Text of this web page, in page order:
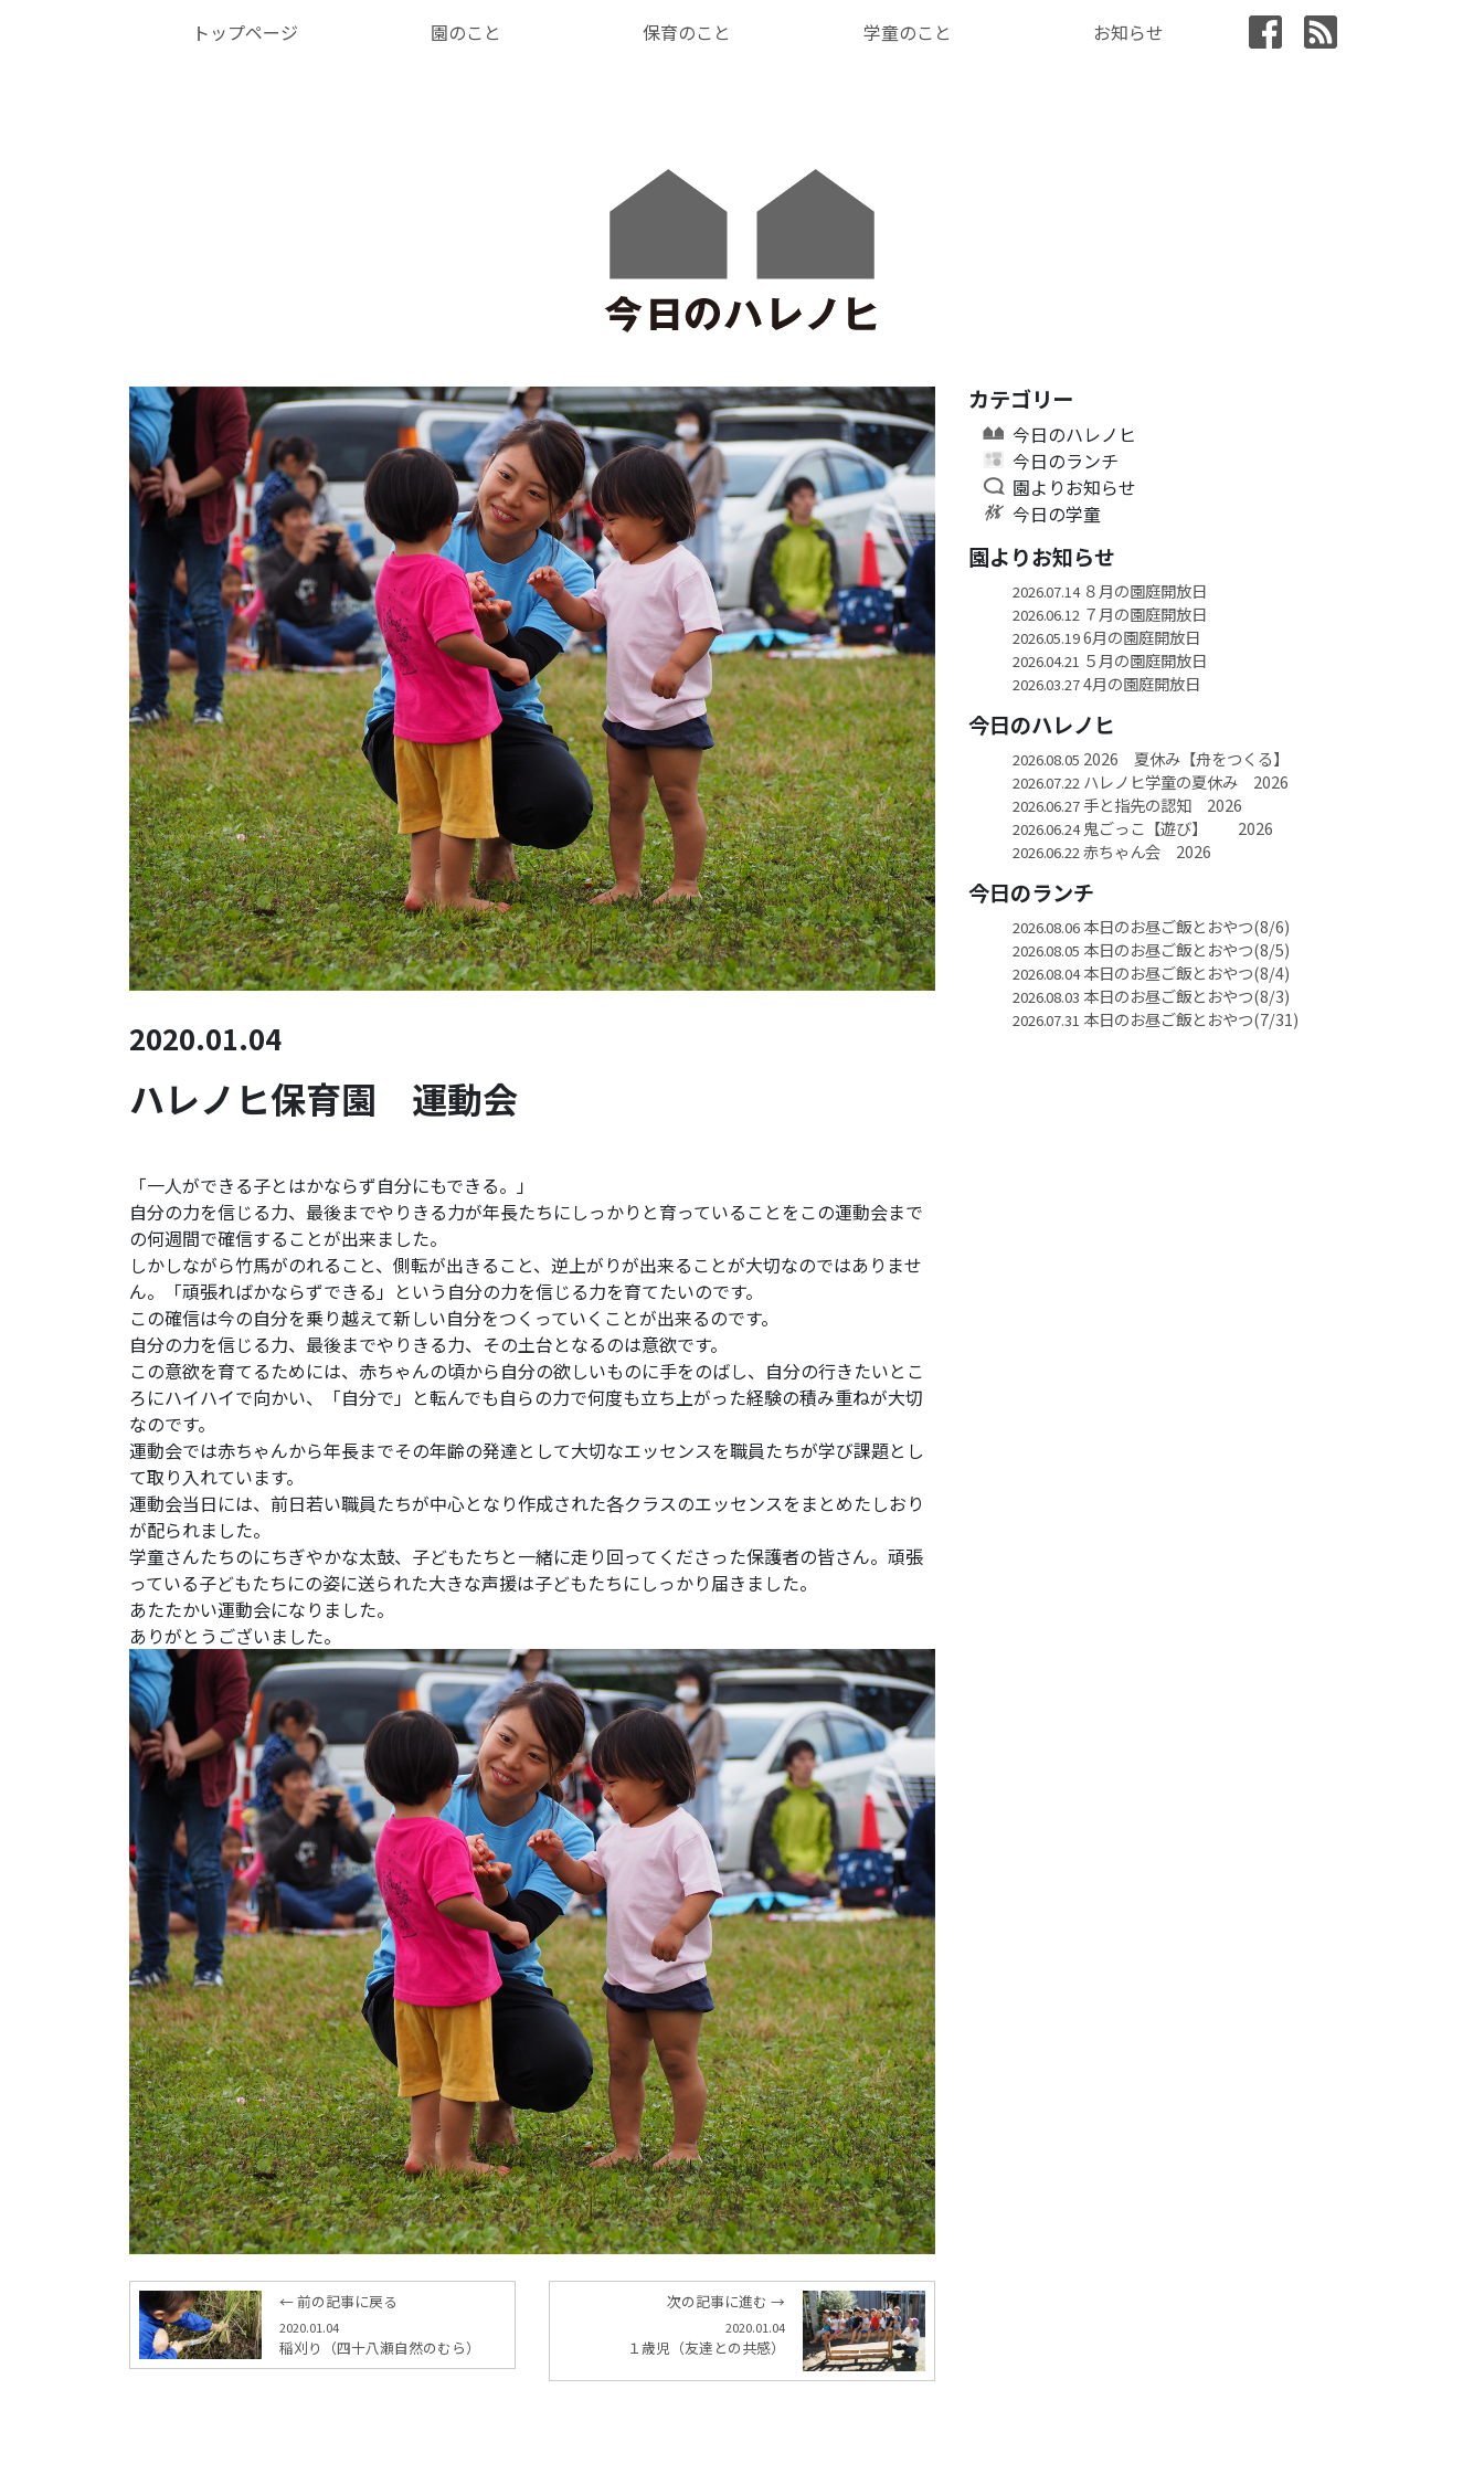
トップページ 園のこと 保育のこと 学童のこと お知らせ
2020.01.04
ハレノヒ保育園 運動会
「一人ができる子とはかならず自分にもできる。」
自分の力を信じる力、最後までやりきる力が年長たちにしっかりと育っていることをこの運動会まで
の何週間で確信することが出来ました。
しかしながら竹馬がのれること、側転が出きること、逆上がりが出来ることが大切なのではありませ
ん。「頑張ればかならずできる」という自分の力を信じる力を育てたいのです。
この確信は今の自分を乗り越えて新しい自分をつくっていくことが出来るのです。
自分の力を信じる力、最後までやりきる力、その土台となるのは意欲です。
この意欲を育てるためには、赤ちゃんの頃から自分の欲しいものに手をのばし、自分の行きたいとこ
ろにハイハイで向かい、「自分で」と転んでも自らの力で何度も立ち上がった経験の積み重ねが大切
なのです。
運動会では赤ちゃんから年長までその年齢の発達として大切なエッセンスを職員たちが学び課題とし
て取り入れています。
運動会当日には、前日若い職員たちが中心となり作成された各クラスのエッセンスをまとめたしおり
が配られました。
学童さんたちのにちぎやかな太鼓、子どもたちと一緒に走り回ってくださった保護者の皆さん。頑張
っている子どもたちにの姿に送られた大きな声援は子どもたちにしっかり届きました。
あたたかい運動会になりました。
ありがとうございました。
← 前の記事に戻る
2020.01.04
稲刈り（四十八瀬自然のむら）
次の記事に進む →
2020.01.04
１歳児（友達との共感）
カテゴリー
今日のハレノヒ
今日のランチ
園よりお知らせ
今日の学童
園よりお知らせ
2026.07.14８月の園庭開放日
2026.06.12 ７月の園庭開放日
2026.05.196月の園庭開放日
2026.04.21 ５月の園庭開放日
2026.03.274月の園庭開放日
今日のハレノヒ
2026.08.05 2026 夏休み【舟をつくる】
2026.07.22 ハレノヒ学童の夏休み 2026
2026.06.27手と指先の認知 2026
2026.06.24鬼ごっこ【遊び】 2026
2026.06.22 赤ちゃん会 2026
今日のランチ
2026.08.06本日のお昼ご飯とおやつ(8/6)
2026.08.05 本日のお昼ご飯とおやつ(8/5)
2026.08.04本日のお昼ご飯とおやつ(8/4)
2026.08.03 本日のお昼ご飯とおやつ(8/3)
2026.07.31 本日のお昼ご飯とおやつ(7/31)